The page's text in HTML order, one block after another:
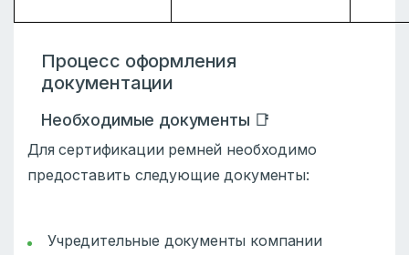
Процесс оформления
документации
Необходимые документы 📑
Для сертификации ремней необходимо
предоставить следующие документы:
Учредительные документы компании